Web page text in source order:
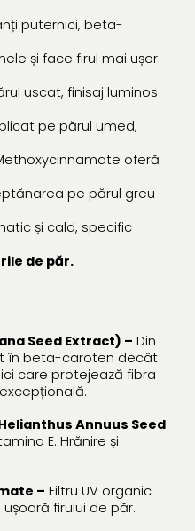
puternici, beta-
și face firul mai ușor
uscat, finisaj luminos
pe părul umed,
oferă
pe părul greu
și cald, specific
de păr.
Seed Extract) – Din
în beta-caroten decât
care protejează fibra
Annuus Seed
E. Hrănire și
– Filtru UV organic
firului de păr.